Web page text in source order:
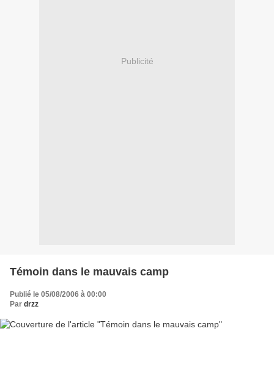
Publicité
Témoin dans le mauvais camp
Publié le 05/08/2006 à 00:00
Par drzz